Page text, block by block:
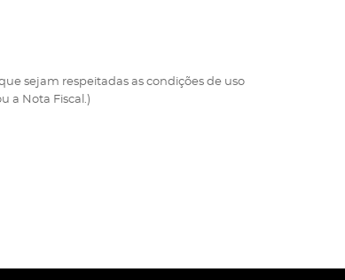
sejam respeitadas as condições de uso
a Nota Fiscal.)